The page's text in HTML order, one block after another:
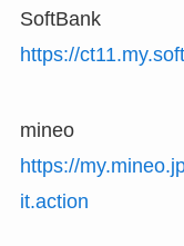
SoftBank
https://
mineo
https://
it.action